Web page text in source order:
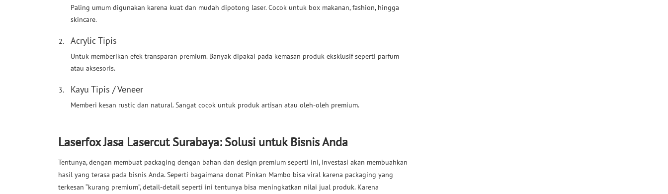
Paling umum digunakan karena kuat dan mudah dipotong laser. Cocok untuk box makanan, fashion, hingga
skincare.
Acrylic Tipis
Untuk memberikan efek transparan premium. Banyak dipakai pada kemasan produk eksklusif seperti parfum
atau aksesoris.
Kayu Tipis / Veneer
Memberi kesan rustic dan natural. Sangat cocok untuk produk artisan atau oleh-oleh premium.
Laserfox Jasa Lasercut Surabaya: Solusi untuk Bisnis Anda
Tentunya, dengan membuat packaging dengan bahan dan design premium seperti ini, investasi akan membuahkan
hasil yang terasa pada bisnis Anda. Seperti bagaimana donat Pinkan Mambo bisa viral karena packaging yang
terkesan “kurang premium”, detail-detail seperti ini tentunya bisa meningkatkan nilai jual produk. Karena